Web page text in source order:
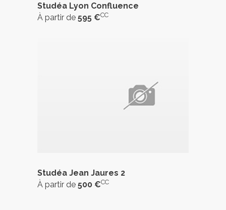
Studéa Lyon Confluence
À partir de 595 €CC
Studéa Jean Jaures 2
À partir de 500 €CC